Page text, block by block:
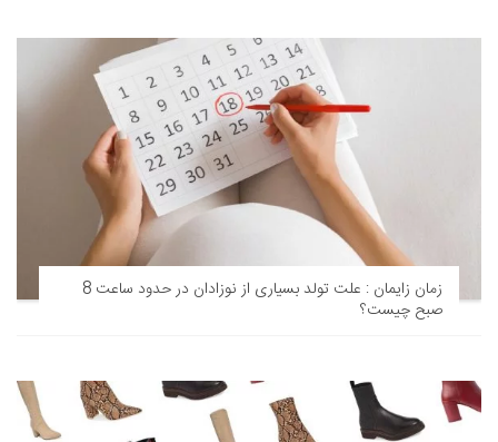
زمان زایمان : علت تولد بسیاری از نوزادان در حدود ساعت 8
صبح چیست؟